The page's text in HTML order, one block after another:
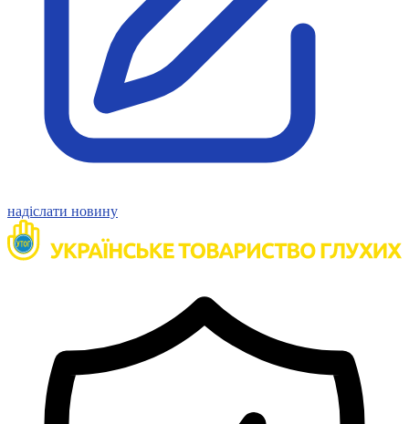
Молодіжні лідери УТОГ
Ветерани УТОГ
Мережа УТОГ
Підприємства УТОГ
Рекорди УТОГ
Видання УТОГ
Звіти
Посилання сторінок УТОГ
Контакти
Навчальні програми
Для абітурієнтів
Українська жестова мова
Правознавство
Я досліджую світ
Реєстр перекладачів жестової мови Українського
товариства глухих
Підготовка перекладачів
надіслати новину